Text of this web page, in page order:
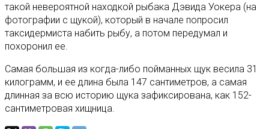
такой невероятной находкой рыбака Дэвида Уокера (на
фотографии с щукой), который в начале попросил
таксидермиста набить рыбу, а потом передумал и
похоронил ее.
Самая большая из когда-либо пойманных щук весила 31
килограмм, и ее длина была 147 сантиметров, а самая
длинная за всю историю щука зафиксирована, как 152-
сантиметровая хищница.